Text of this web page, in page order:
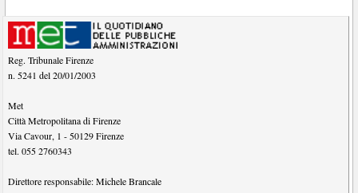
Reg. Tribunale Firenze
n. 5241 del 20/01/2003
Met
Città Metropolitana di Firenze
Via Cavour, 1 - 50129 Firenze
tel.055 2760343
Direttore responsabile:Michele Brancale